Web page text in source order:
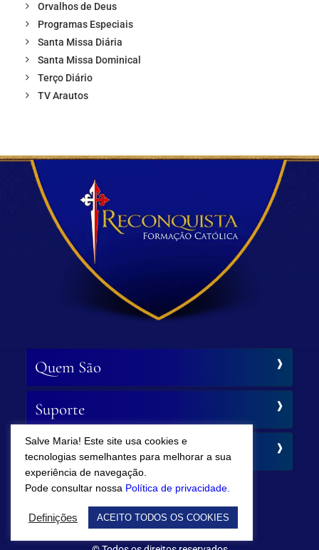
Orvalhos de Deus
Programas Especiais
Santa Missa Diária
Santa Missa Dominical
Terço Diário
TV Arautos
Quem São
Suporte
Siga-nos
Salve Maria! Este site usa cookies e
tecnologias semelhantes para melhorar a sua
experiência de navegação.
Pode consultar nossa Política de privacidade.
Definições ACEITO TODOS OS COOKIES